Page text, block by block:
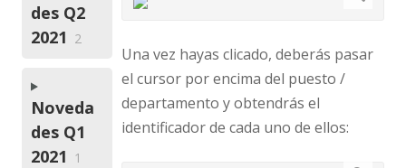
Una vez hayas clicado, deberás pasar
el cursor por encima del puesto /
departamento y obtendrás el
identificador de cada uno de ellos:
des Q2
2021 2
Noveda
des Q1
2021 1